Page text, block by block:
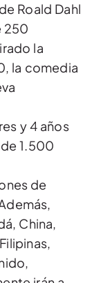
Roald Dahl
250
la
la comedia
y 4 años
1.500
de
China,